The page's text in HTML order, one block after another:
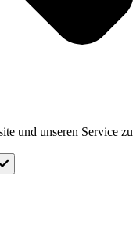
und unseren Service zu